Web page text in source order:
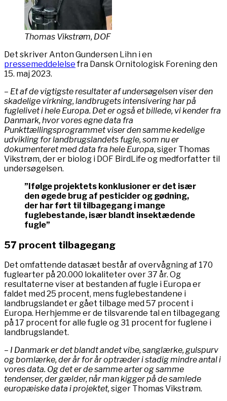
Thomas Vikstrøm, DOF
Det skriver Anton Gundersen Lihn i en
pressemeddelelsefra Dansk Ornitologisk Forening den
15. maj 2023.
– Et af de vigtigste resultater af undersøgelsen viser den
skadelige virkning, landbrugets intensivering har på
fuglelivet i hele Europa. Det er også et billede, vi kender fra
Danmark, hvor vores egne data fra
Punkttællingsprogrammet viser den samme kedelige
udvikling for landbrugslandets fugle, som nu er
dokumenteret med data fra hele Europa,siger Thomas
Vikstrøm, der er biolog i DOF BirdLife og medforfatter til
undersøgelsen.
”Ifølge projektets konklusioner er det især
den øgede brug af pesticider og gødning,
der har ført til tilbagegang i mange
fuglebestande, især blandt insektædende
fugle”
57 procent tilbagegang
Det omfattende datasæt består af overvågning af 170
fuglearter på 20.000 lokaliteter over 37 år. Og
resultaterne viser at bestanden af fugle i Europa er
faldet med 25 procent, mens fuglebestandene i
landbrugslandet er gået tilbage med 57 procent i
Europa. Herhjemme er de tilsvarende tal en tilbagegang
på 17 procent for alle fugle og 31 procent for fuglene i
landbrugslandet.
– I Danmark er det blandt andet vibe, sanglærke, gulspurv
og bomlærke, der år for år optræder i stadig mindre antal i
vores data. Og det er de samme arter og samme
tendenser, der gælder, når man kigger på de samlede
europæiske data i projektet,siger Thomas Vikstrøm.